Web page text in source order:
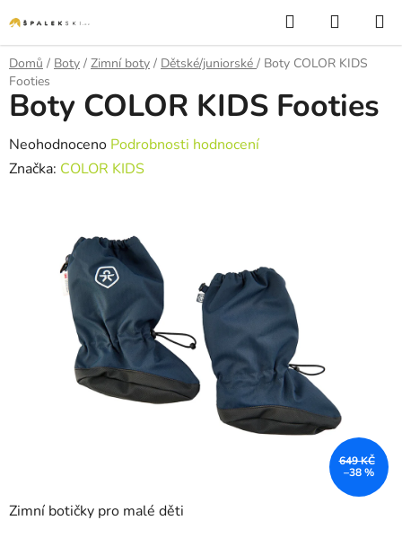
Hledat
Domů / Boty / Zimní boty / Dětské/juniorské / Boty COLOR KIDS
Footies
Zimní botičky pro malé děti
Boty COLOR KIDS Footies
Průměrné hodnocení produktu je 0,0 z 5 hvězdiček.
Neohodnoceno Podrobnosti hodnocení
Značka: COLOR KIDS
649 KČ
–38 %